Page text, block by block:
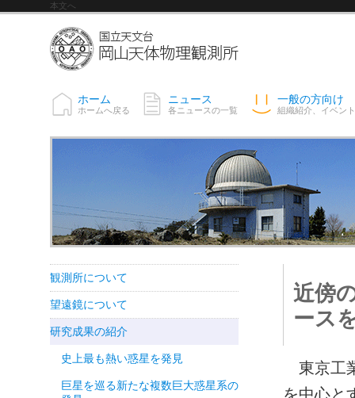
本文へ
ホーム
ホームへ戻る
ニュース
各ニュースの一覧
一般の方向け
組織紹介、イベン
近傍
ース
東京工
を中心と
観測所について
望遠鏡について
研究成果の紹介
史上最も熱い惑星を発見
巨星を巡る新たな複数巨大惑星系の